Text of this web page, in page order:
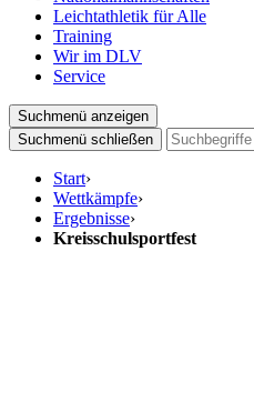
Leichtathletik für Alle
Training
Wir im DLV
Service
Suchmenü anzeigen
Suchmenü schließen
Start›
Wettkämpfe›
Ergebnisse›
Kreisschulsportfest